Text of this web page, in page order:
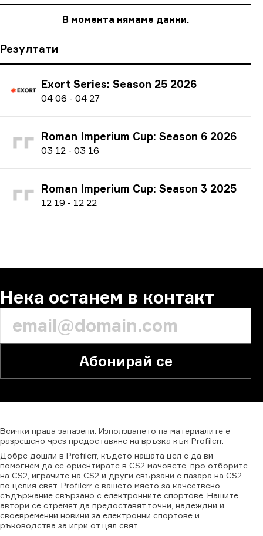
В момента нямаме данни.
Резултати
Exort Series: Season 25 2026
04 06 - 04 27
Roman Imperium Cup: Season 6 2026
03 12 - 03 16
Roman Imperium Cup: Season 3 2025
12 19 - 12 22
Нека останем в контакт
Абонирай се
Всички права запазени. Използването на материалите е
разрешено чрез предоставяне на връзка към Profilerr.
Добре дошли в Profilerr, където нашата цел е да ви
помогнем да се ориентирате в CS2 мачовете, про отборите
на CS2, играчите на CS2 и други свързани с пазара на CS2
по целия свят. Profilerr е вашето място за качествено
съдържание свързано с електронните спортове. Нашите
автори се стремят да предоставят точни, надеждни и
своевременни новини за електронни спортове и
ръководства за игри от цял свят.